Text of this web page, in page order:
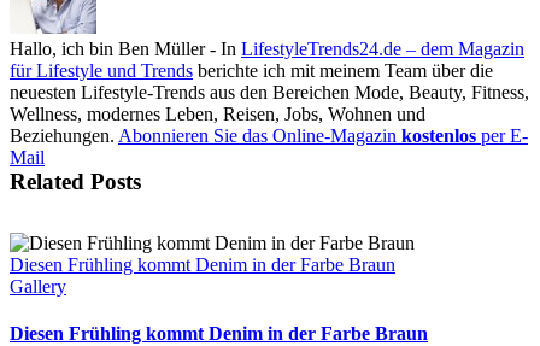
Hallo, ich bin Ben Müller - In LifestyleTrends24.de – dem Magazin
für Lifestyle und Trends berichte ich mit meinem Team über die
neuesten Lifestyle-Trends aus den Bereichen Mode, Beauty, Fitness,
Wellness, modernes Leben, Reisen, Jobs, Wohnen und
Beziehungen. Abonnieren Sie das Online-Magazin kostenlos per E-
Mail
Related Posts
Diesen Frühling kommt Denim in der Farbe Braun
Gallery
Diesen Frühling kommt Denim in der Farbe Braun